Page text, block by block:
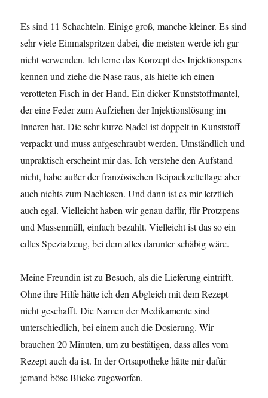
Es sind 11 Schachteln. Einige groß, manche kleiner. Es sind
sehr viele Einmalspritzen dabei, die meisten werde ich gar
nicht verwenden. Ich lerne das Konzept des Injektionspens
kennen und ziehe die Nase raus, als hielte ich einen
verotteten Fisch in der Hand. Ein dicker Kunststoffmantel,
der eine Feder zum Aufziehen der Injektionslösung im
Inneren hat. Die sehr kurze Nadel ist doppelt in Kunststoff
verpackt und muss aufgeschraubt werden. Umständlich und
unpraktisch erscheint mir das. Ich verstehe den Aufstand
nicht, habe außer der französischen Beipackzettellage aber
auch nichts zum Nachlesen. Und dann ist es mir letztlich
auch egal. Vielleicht haben wir genau dafür, für Protzpens
und Massenmüll, einfach bezahlt. Vielleicht ist das so ein
edles Spezialzeug, bei dem alles darunter schäbig wäre.
Meine Freundin ist zu Besuch, als die Lieferung eintrifft.
Ohne ihre Hilfe hätte ich den Abgleich mit dem Rezept
nicht geschafft. Die Namen der Medikamente sind
unterschiedlich, bei einem auch die Dosierung. Wir
brauchen 20 Minuten, um zu bestätigen, dass alles vom
Rezept auch da ist. In der Ortsapotheke hätte mir dafür
jemand böse Blicke zugeworfen.